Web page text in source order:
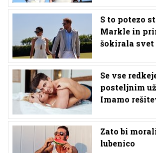
S to potezo
Markle in
šokirala svet
Se vse
posteljnim
Imamo
Zato bi
lubenico